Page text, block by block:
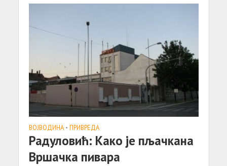
ВОЈВОДИНА • ПРИВРЕДА
Радуловић: Како је пљачкана
Вршачка пивара